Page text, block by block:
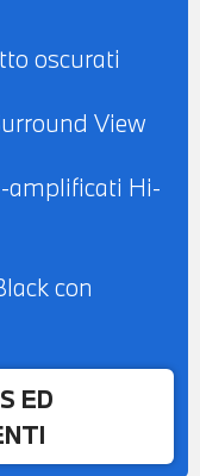
oscurati
View
Hi-
con
ED